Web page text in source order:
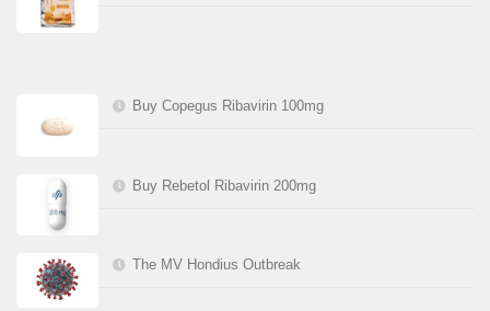
Buy Copegus Ribavirin 100mg
Buy Rebetol Ribavirin 200mg
The MV Hondius Outbreak